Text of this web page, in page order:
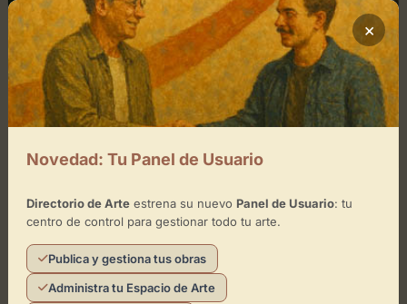
enero 2, 2025
Bòlit
Bòlit: Centre d'Art Contemporani es un punto de
referencia en Girona para las artes visuales
×
Novedad: Tu Panel de Usuario
Directorio de Arteestrena su nuevo Panel de Usuario: tu
centro de control para gestionar todo tu arte.
Publica y gestiona tus obras
Administra tu Espacio de Arte